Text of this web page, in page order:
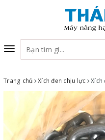
Toggle
navigation
Trang chủ Xích đen chịu lực Xích